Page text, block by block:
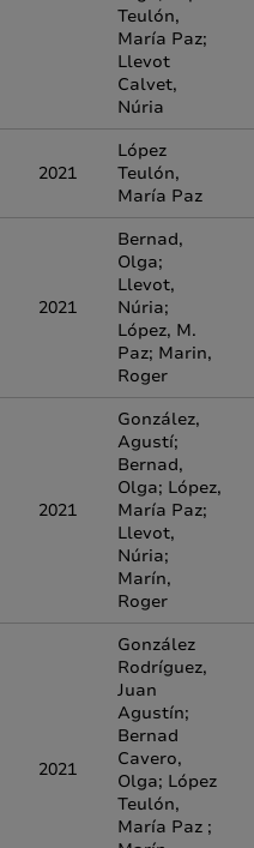
Teulón,
María Paz;
Llevot
Calvet,
Núria
2021
López
Teulón,
María Paz
2021
Bernad,
Olga;
Llevot,
Núria;
López, M.
Paz; Marin,
Roger
2021
González,
Agustí;
Bernad,
Olga; López,
María Paz;
Llevot,
Núria;
Marín,
Roger
2021
González
Rodríguez,
Juan
Agustín;
Bernad
Cavero,
Olga; López
Teulón,
María Paz ;